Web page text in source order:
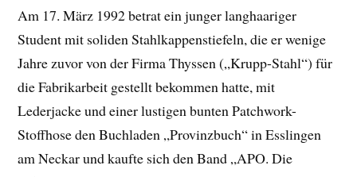
Am 17. März 1992 betrat ein junger langhaariger
Student mit soliden Stahlkappenstiefeln, die er wenige
Jahre zuvor von der Firma Thyssen („Krupp-Stahl“) für
die Fabrikarbeit gestellt bekommen hatte, mit
Lederjacke und einer lustigen bunten Patchwork-
Stoffhose den Buchladen „Provinzbuch“ in Esslingen
am Neckar und kaufte sich den Band „APO. Die